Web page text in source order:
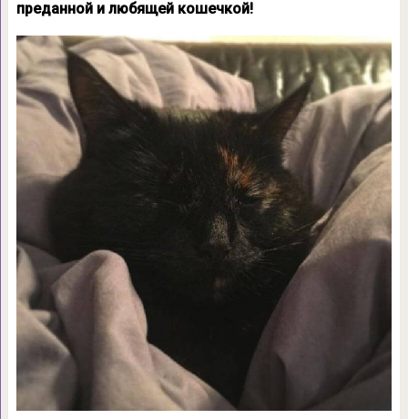
преданной и любящей кошечкой!